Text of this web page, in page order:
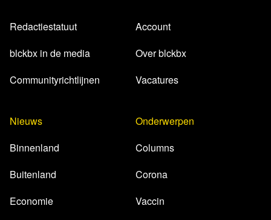
Redactiestatuut
blckbx in de media
Communityrichtlijnen
Account
Over blckbx
Vacatures
Nieuws
Binnenland
Buitenland
Economie
Onderwerpen
Columns
Corona
Vaccin